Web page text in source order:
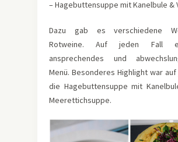
– Hagebuttensuppe mit Kanelbule &
Dazu gab es verschiedene
Rotweine. Auf jeden Fall
ansprechendes und
Menü. Besonderes Highlight war
die Hagebuttensuppe mit
Meerettichsuppe.